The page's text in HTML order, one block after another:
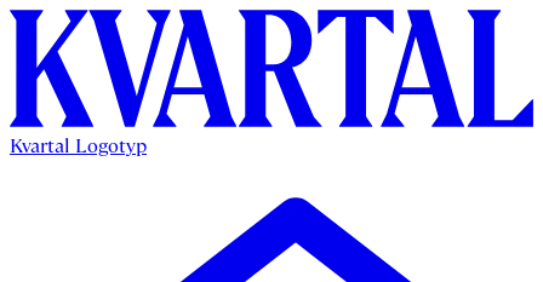
Kvartal Logotyp